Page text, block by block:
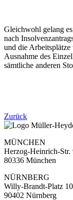
Gleichwohl gelang
nach
und die
Ausnahme des
sämtliche anderen
Zurück
MÜNCHEN
Herzog-Heinrich-Str.
80336 München
NÜRNBERG
Willy-Brandt-Platz 10
90402 Nürnberg